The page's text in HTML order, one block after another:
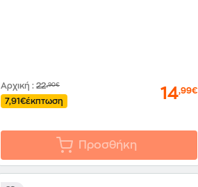
Αρχική : 22,90€
7,91€έκπτωση 14,99€
Προσθήκη